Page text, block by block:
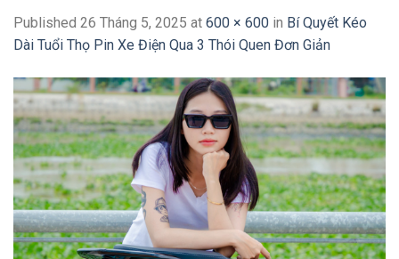
Published 26 Tháng 5, 2025 at 600 × 600 in Bí Quyết Kéo
Dài Tuổi Thọ Pin Xe Điện Qua 3 Thói Quen Đơn Giản